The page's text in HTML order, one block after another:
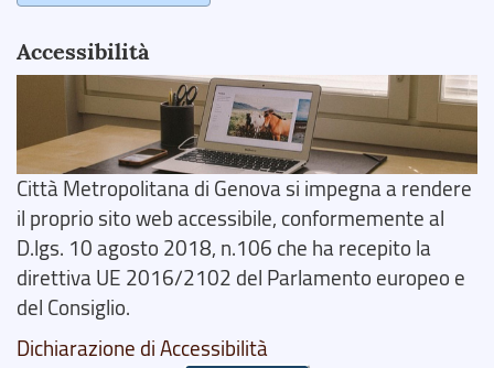
Accessibilità
Città Metropolitana di Genova si impegna a rendere
il proprio sito web accessibile, conformemente al
D.lgs. 10 agosto 2018, n.106 che ha recepito la
direttiva UE 2016/2102 del Parlamento europeo e
del Consiglio.
Dichiarazione di Accessibilità